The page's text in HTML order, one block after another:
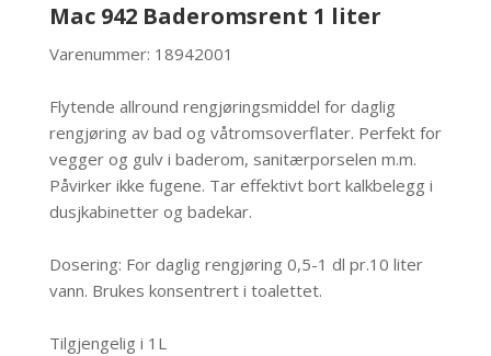
Mac 942 Baderomsrent 1 liter
Varenummer: 18942001
Flytende allround rengjøringsmiddel for daglig
rengjøring av bad og våtromsoverflater. Perfekt for
vegger og gulv i baderom, sanitærporselen m.m.
Påvirker ikke fugene. Tar effektivt bort kalkbelegg i
dusjkabinetter og badekar.
Dosering: For daglig rengjøring 0,5-1 dl pr.10 liter
vann. Brukes konsentrert i toalettet.
Tilgjengelig i 1L